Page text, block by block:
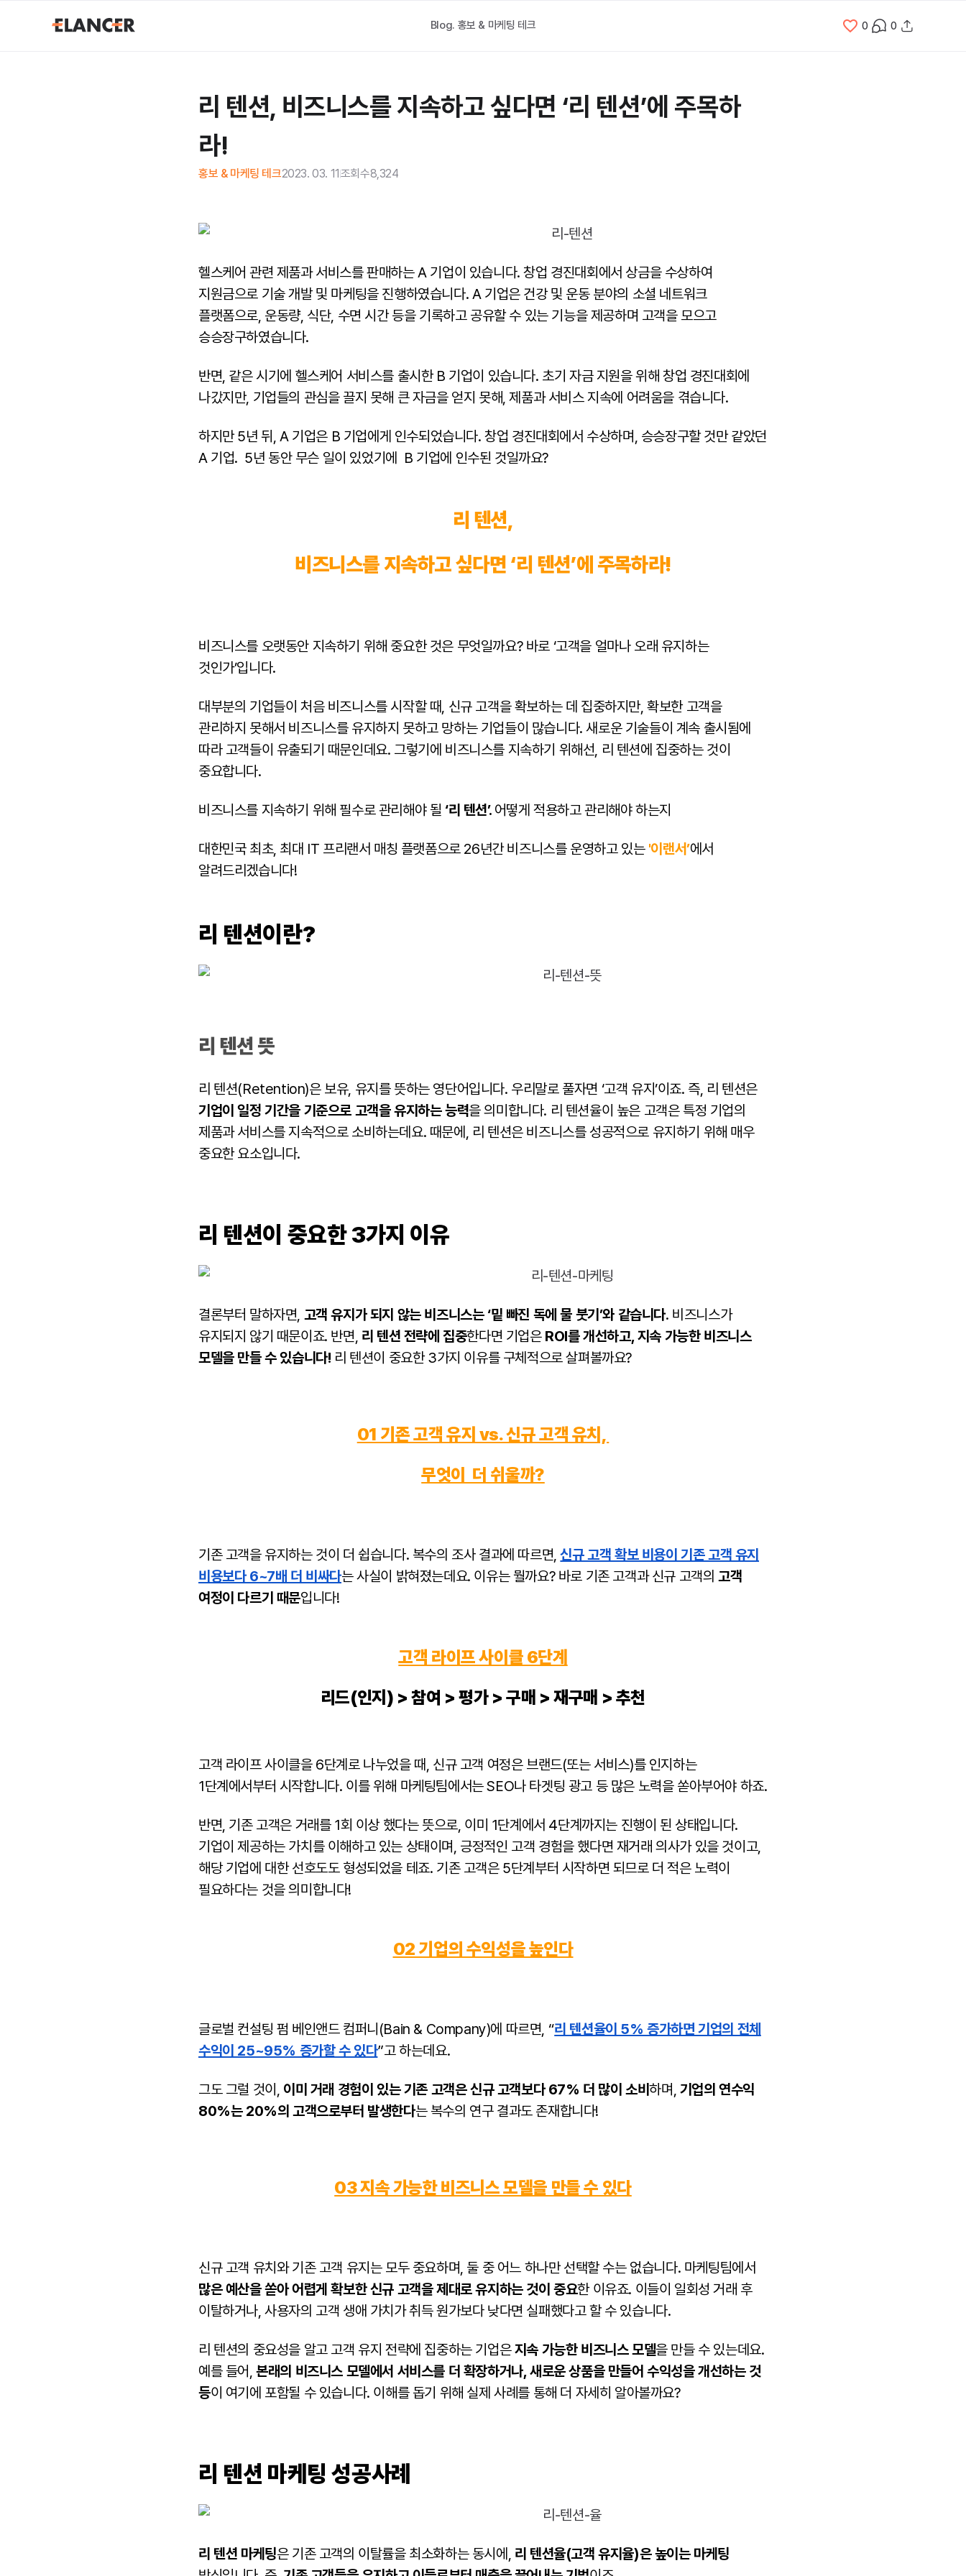
Blog. 홍보 & 마케팅 테크 0 0
리 텐션, 비즈니스를 지속하고 싶다면 ‘리 텐션’에 주목하
라!
홍보 & 마케팅 테크2023. 03. 11조회수8,324
헬스케어 관련 제품과 서비스를 판매하는 A 기업이 있습니다. 창업 경진대회에서 상금을 수상하여
지원금으로 기술 개발 및 마케팅을 진행하였습니다. A 기업은 건강 및 운동 분야의 소셜 네트워크
플랫폼으로, 운동량, 식단, 수면 시간 등을 기록하고 공유할 수 있는 기능을 제공하며 고객을 모으고
승승장구하였습니다.
반면, 같은 시기에 헬스케어 서비스를 출시한 B 기업이 있습니다. 초기 자금 지원을 위해 창업 경진대회에
나갔지만, 기업들의 관심을 끌지 못해 큰 자금을 얻지 못해, 제품과 서비스 지속에 어려움을 겪습니다.
하지만 5년 뒤, A 기업은 B 기업에게 인수되었습니다. 창업 경진대회에서 수상하며, 승승장구할 것만 같았던
A 기업. 5년 동안 무슨 일이 있었기에 B 기업에 인수된 것일까요?
리 텐션,
비즈니스를 지속하고 싶다면 ‘리 텐션’에 주목하라!
비즈니스를 오랫동안 지속하기 위해 중요한 것은 무엇일까요? 바로 ‘고객을 얼마나 오래 유지하는
것인가’입니다.
대부분의 기업들이 처음 비즈니스를 시작할 때, 신규 고객을 확보하는 데 집중하지만, 확보한 고객을
관리하지 못해서 비즈니스를 유지하지 못하고 망하는 기업들이 많습니다. 새로운 기술들이 계속 출시됨에
따라 고객들이 유출되기 때문인데요. 그렇기에 비즈니스를 지속하기 위해선, 리 텐션에 집중하는 것이
중요합니다.
비즈니스를 지속하기 위해 필수로 관리해야 될 ‘리 텐션’. 어떻게 적용하고 관리해야 하는지
대한민국 최초, 최대 IT 프리랜서 매칭 플랫폼으로 26년간 비즈니스를 운영하고 있는'이랜서’에서
알려드리겠습니다!
리 텐션이란?
리 텐션 뜻
리 텐션(Retention)은 보유, 유지를 뜻하는 영단어입니다. 우리말로 풀자면 ‘고객 유지’이죠. 즉, 리 텐션은
기업이 일정 기간을 기준으로 고객을 유지하는 능력을 의미합니다. 리 텐션율이 높은 고객은 특정 기업의
제품과 서비스를 지속적으로 소비하는데요. 때문에, 리 텐션은 비즈니스를 성공적으로 유지하기 위해 매우
중요한 요소입니다.
리 텐션이 중요한 3가지 이유
결론부터 말하자면, 고객 유지가 되지 않는 비즈니스는 ‘밑 빠진 독에 물 붓기’와 같습니다. 비즈니스가
유지되지 않기 때문이죠. 반면, 리 텐션 전략에 집중한다면 기업은ROI를 개선하고, 지속 가능한 비즈니스
모델을 만들 수 있습니다! 리 텐션이 중요한 3가지 이유를 구체적으로 살펴볼까요?
01 기존 고객 유지 vs. 신규 고객 유치,
무엇이 더 쉬울까?
기존 고객을 유지하는 것이 더 쉽습니다. 복수의 조사 결과에 따르면,신규 고객 확보 비용이 기존 고객 유지
비용보다 6~7배 더 비싸다는 사실이 밝혀졌는데요. 이유는 뭘까요? 바로 기존 고객과 신규 고객의고객
여정이 다르기 때문입니다!
고객 라이프 사이클 6단계
리드(인지) > 참여 > 평가 > 구매 > 재구매 > 추천
고객 라이프 사이클을 6단계로 나누었을 때, 신규 고객 여정은 브랜드(또는 서비스)를 인지하는
1단계에서부터 시작합니다. 이를 위해 마케팅팀에서는 SEO나 타겟팅 광고 등 많은 노력을 쏟아부어야 하죠.
반면, 기존 고객은 거래를 1회 이상 했다는 뜻으로, 이미 1단계에서 4단계까지는 진행이 된 상태입니다.
기업이 제공하는 가치를 이해하고 있는 상태이며, 긍정적인 고객 경험을 했다면 재거래 의사가 있을 것이고,
해당 기업에 대한 선호도도 형성되었을 테죠. 기존 고객은 5단계부터 시작하면 되므로 더 적은 노력이
필요하다는 것을 의미합니다!
02 기업의 수익성을 높인다
글로벌 컨설팅 펌 베인앤드 컴퍼니(Bain & Company)에 따르면, “리 텐션율이 5% 증가하면 기업의 전체
수익이 25~95% 증가할 수 있다”고 하는데요.
그도 그럴 것이, 이미 거래 경험이 있는 기존 고객은 신규 고객보다 67% 더 많이 소비하며, 기업의 연수익
80%는 20%의 고객으로부터 발생한다는 복수의 연구 결과도 존재합니다!
03 지속 가능한 비즈니스 모델을 만들 수 있다
신규 고객 유치와 기존 고객 유지는 모두 중요하며, 둘 중 어느 하나만 선택할 수는 없습니다. 마케팅팀에서
많은 예산을 쏟아 어렵게 확보한 신규 고객을 제대로 유지하는 것이 중요한 이유죠. 이들이 일회성 거래 후
이탈하거나, 사용자의 고객 생애 가치가 취득 원가보다 낮다면 실패했다고 할 수 있습니다.
리 텐션의 중요성을 알고 고객 유지 전략에 집중하는 기업은지속 가능한 비즈니스 모델을 만들 수 있는데요.
예를 들어,본래의 비즈니스 모델에서 서비스를 더 확장하거나, 새로운 상품을 만들어 수익성을 개선하는 것
등이 여기에 포함될 수 있습니다. 이해를 돕기 위해 실제 사례를 통해 더 자세히 알아볼까요?
리 텐션 마케팅 성공사례
리 텐션 마케팅은 기존 고객의 이탈률을 최소화하는 동시에, 리 텐션율(고객 유지율)은 높이는 마케팅